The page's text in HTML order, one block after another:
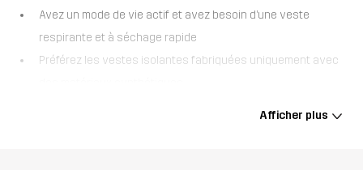
Avez un mode de vie actif et avez besoin d’une veste
respirante et à séchage rapide
Préférez les vestes isolantes fabriquées uniquement avec
La Radical Insulate Jacket est une doudoune respirante et légère
Afficher plus